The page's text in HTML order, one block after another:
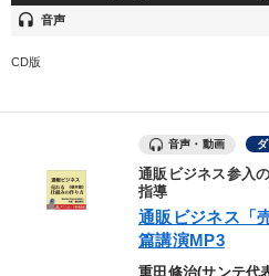
headset 音声
CD版
音声・動画
通販ビジネス参入
指導
通販ビジネス「
篇講演MP3
重田修治(サンテ代